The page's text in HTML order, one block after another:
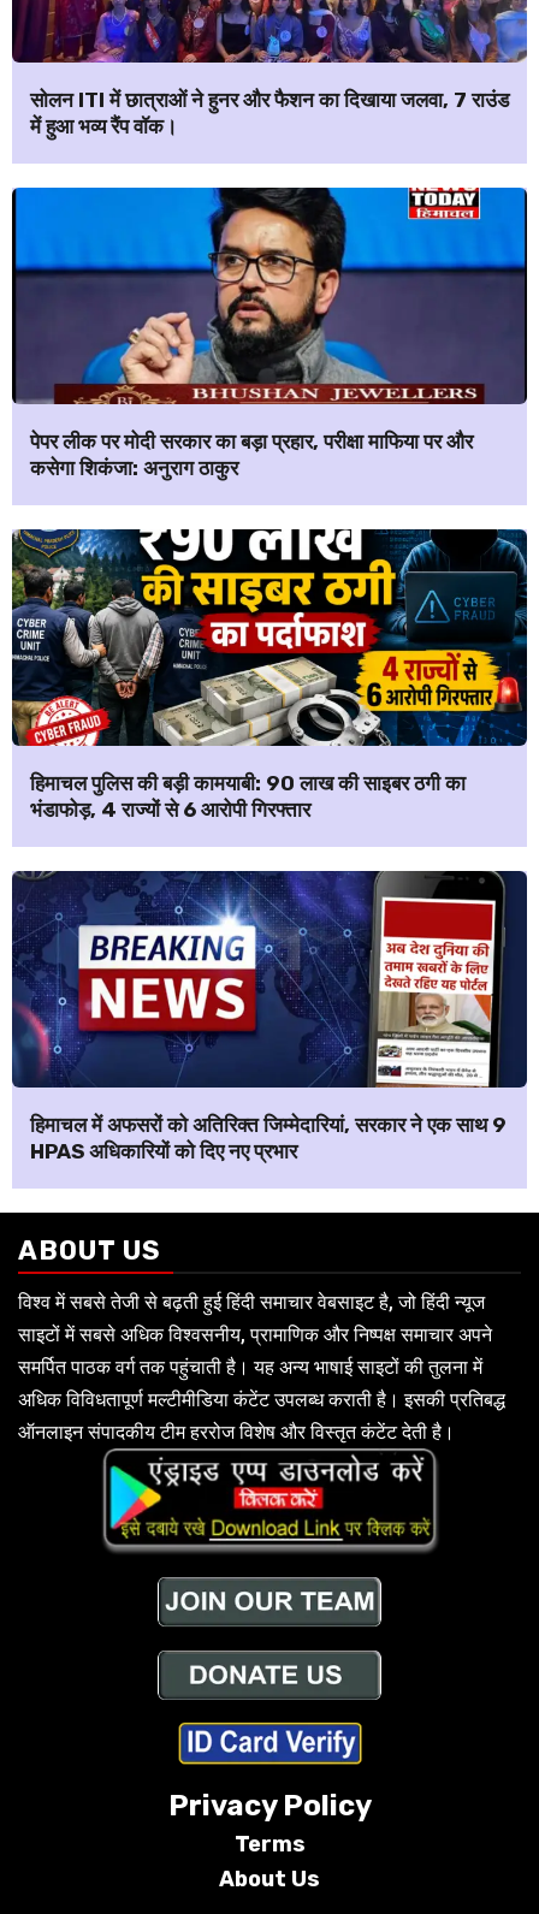
सोलन ITI में छात्राओं ने हुनर और फैशन का दिखाया जलवा, 7 राउंड
में हुआ भव्य रैंप वॉक।
पेपर लीक पर मोदी सरकार का बड़ा प्रहार, परीक्षा माफिया पर और
कसेगा शिकंजा: अनुराग ठाकुर
हिमाचल पुलिस की बड़ी कामयाबी: ₹90 लाख की साइबर ठगी का
भंडाफोड़, 4 राज्यों से 6 आरोपी गिरफ्तार
हिमाचल में अफसरों को अतिरिक्त जिम्मेदारियां, सरकार ने एक साथ 9
HPAS अधिकारियों को दिए नए प्रभार
ABOUT US
विश्व में सबसे तेजी से बढ़ती हुई हिंदी समाचार वेबसाइट है, जो हिंदी न्यूज
साइटों में सबसे अधिक विश्वसनीय, प्रामाणिक और निष्पक्ष समाचार अपने
समर्पित पाठक वर्ग तक पहुंचाती है। यह अन्य भाषाई साइटों की तुलना में
अधिक विविधतापूर्ण मल्टीमीडिया कंटेंट उपलब्ध कराती है। इसकी प्रतिबद्ध
ऑनलाइन संपादकीय टीम हररोज विशेष और विस्तृत कंटेंट देती है।
Privacy Policy
Terms
About Us